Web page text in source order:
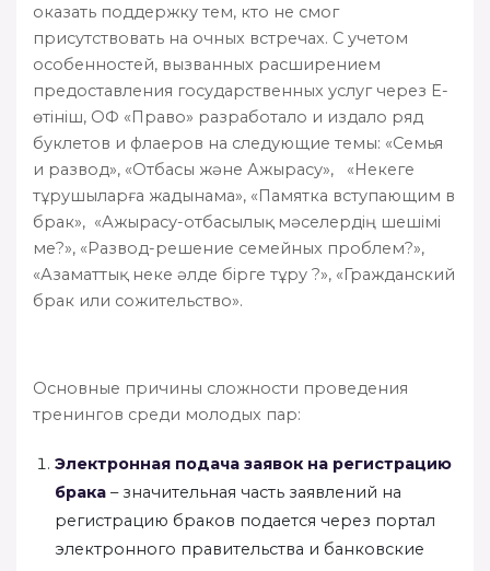
оказать поддержку тем, кто не смог
присутствовать на очных встречах. С учетом
особенностей, вызванных расширением
предоставления государственных услуг через Е-
өтініш, ОФ «Право» разработало и издало ряд
буклетов и флаеров на следующие темы: «Семья
и развод», «Отбасы және Ажырасу», «Некеге
тұрушыларға жадынама», «Памятка вступающим в
брак», «Ажырасу-отбасылық мәселердің шешімі
ме?», «Развод-решение семейных проблем?»,
«Азаматтық неке әлде бірге тұру ?», «Гражданский
брак или сожительство».
Основные причины сложности проведения
тренингов среди молодых пар:
Электронная подача заявок на регистрацию
брака – значительная часть заявлений на
регистрацию браков подается через портал
электронного правительства и банковские